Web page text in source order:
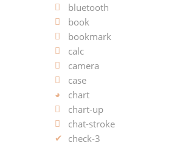
bluetooth
book
bookmark
calc
camera
case
chart
chart-up
chat-stroke
check-3